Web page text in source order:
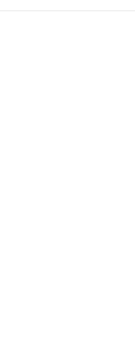
lub nadmiarem bagażu,
to, kiedy to nastąpi,
część istoty Boga.